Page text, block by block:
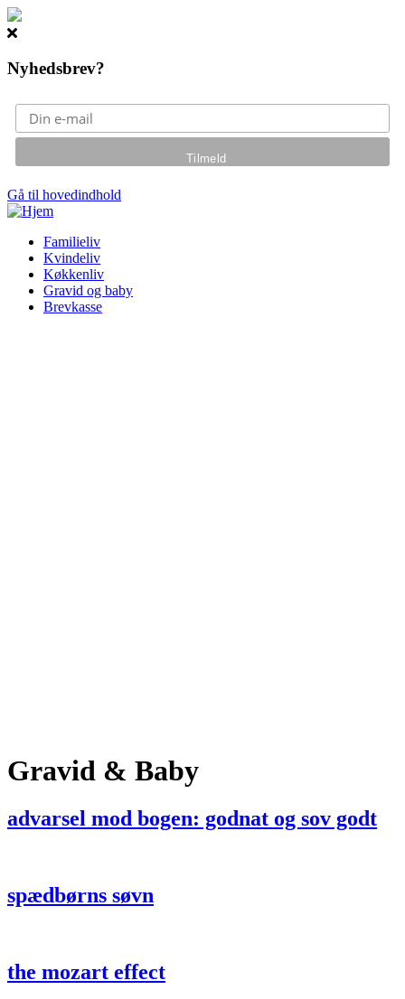
Nyhedsbrev?
Gå til hovedindhold
Familieliv
Kvindeliv
Køkkenliv
Gravid og baby
Brevkasse
Gravid & Baby
advarsel mod bogen: godnat og sov godt
spædbørns søvn
the mozart effect